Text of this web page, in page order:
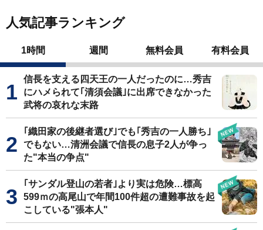
人気記事ランキング
1時間 週間 無料会員 有料会員
信長を支える四天王の一人だったのに…秀吉
にハメられて｢清須会議｣に出席できなかった
武将の哀れな末路
｢織田家の後継者選び｣でも｢秀吉の一人勝ち｣
でもない…清洲会議で信長の息子2人が争っ
た"本当の争点"
｢サンダル登山の若者｣より実は危険…標高
599ｍの高尾山で年間100件超の遭難事故を起
こしている"張本人"